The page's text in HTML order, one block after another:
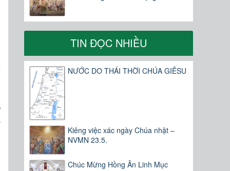
TIN ĐỌC NHIỀU
NƯỚC DO THÁI THỜI CHÚA GIÊSU
Kiêng việc xác ngày Chúa nhật –
NVMN 23.5.
Chúc Mừng Hồng Ân Linh Mục